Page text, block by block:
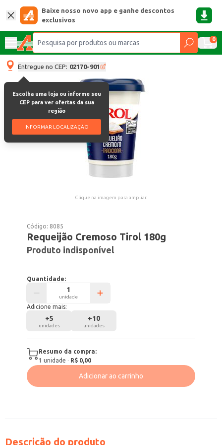
Baixe nosso novo app e ganhe descontos
exclusivos
0
Entregue no CEP: 02170-901
Escolha uma loja ou informe seu
CEP para ver ofertas da sua
região
INFORMAR LOCALIZAÇÃO
Clique na imagem para ampliar.
Código: 8085
Requeijão Cremoso Tirol 180g
Produto indisponível
Quantidade:
unidade
Adicione mais:
+5
unidades
+10
unidades
Resumo da compra:
1 unidade · R$ 0,00
Adicionar ao carrinho
Descrição do produto